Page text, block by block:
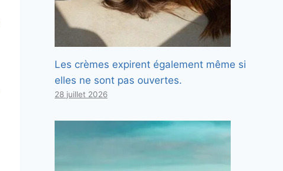
Les crèmes expirent également même si
elles ne sont pas ouvertes.
28 juillet 2026